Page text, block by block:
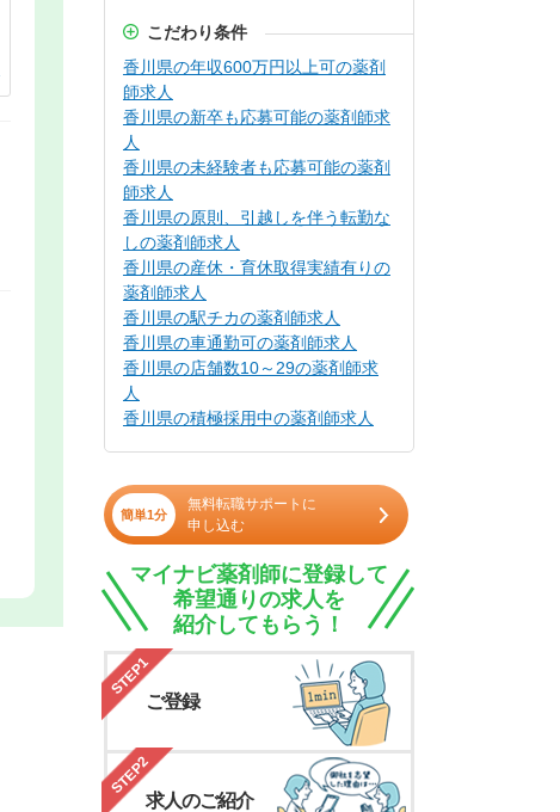
こだわり条件
香川県の年収600万円以上可の薬剤
師求人
香川県の新卒も応募可能の薬剤師求
人
香川県の未経験者も応募可能の薬剤
師求人
香川県の原則、引越しを伴う転勤な
しの薬剤師求人
香川県の産休・育休取得実績有りの
薬剤師求人
香川県の駅チカの薬剤師求人
香川県の車通勤可の薬剤師求人
香川県の店舗数10～29の薬剤師求
人
香川県の積極採用中の薬剤師求人
簡単1分
無料転職サポートに
申し込む
マイナビ薬剤師に登録して
希望通りの求人を
紹介してもらう！
STEP1
ご登録
STEP2
求人のご紹介